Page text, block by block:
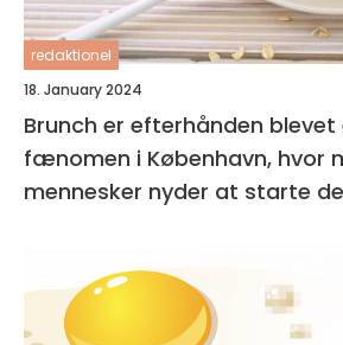
redaktionel
18. January 2024
Brunch er efterhånden
fænomen i København, hvor
mennesker nyder at starte